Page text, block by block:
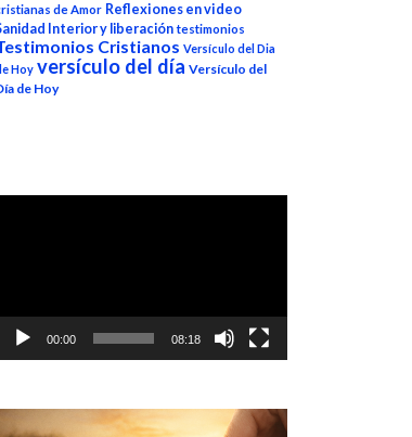
de Amor Reflexiones en video
Interior y liberación testimonios
Cristianos Versículo del Dia
Hoy versículo del día Versículo del
de Hoy
00:00 08:18